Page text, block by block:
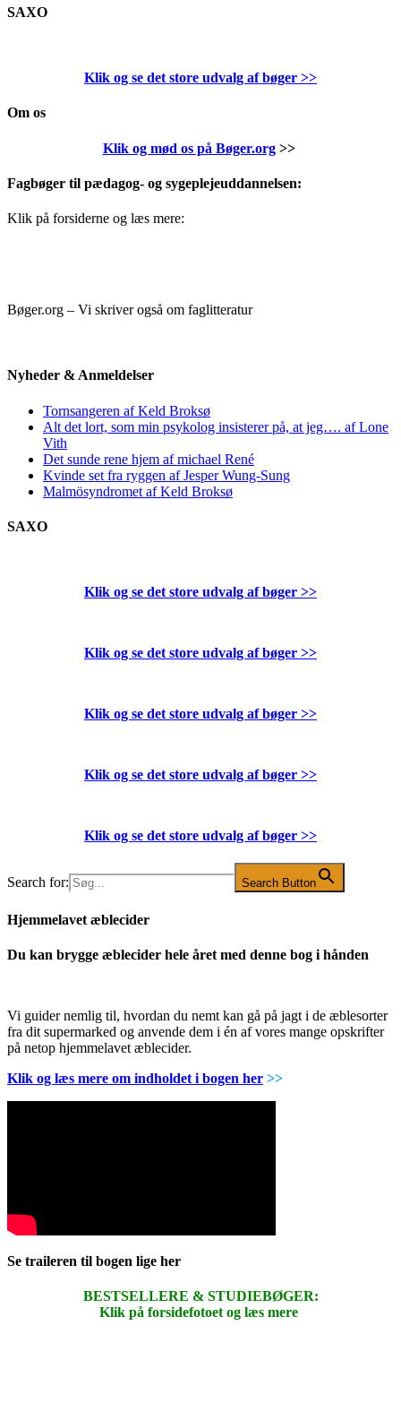
SAXO
Klik og se det store udvalg af bøger >>
Om os
Klik og mød os på Bøger.org>>
Fagbøger til pædagog- og sygeplejeuddannelsen:
Klik på forsiderne og læs mere:
Bøger.org – Vi skriver også om faglitteratur
Nyheder & Anmeldelser
Tornsangeren af Keld Broksø
Alt det lort, som min psykolog insisterer på, at jeg…. af Lone
Vith
Det sunde rene hjem af michael René
Kvinde set fra ryggen af Jesper Wung-Sung
Malmösyndromet af Keld Broksø
SAXO
Klik og se det store udvalg af bøger >>
Klik og se det store udvalg af bøger >>
Klik og se det store udvalg af bøger >>
Klik og se det store udvalg af bøger >>
Klik og se det store udvalg af bøger >>
Search for: Search Button
Hjemmelavet æblecider
Du kan brygge æblecider hele året med denne bog i hånden
Vi guider nemlig til, hvordan du nemt kan gå på jagt i de æblesorter
fra dit supermarked og anvende dem i én af vores mange opskrifter
på netop hjemmelavet æblecider.
Klik og læs mere om indholdet i bogen her >>
Se traileren til bogen lige her
BESTSELLERE & STUDIEBØGER:
Klik på forsidefotoet og læs mere